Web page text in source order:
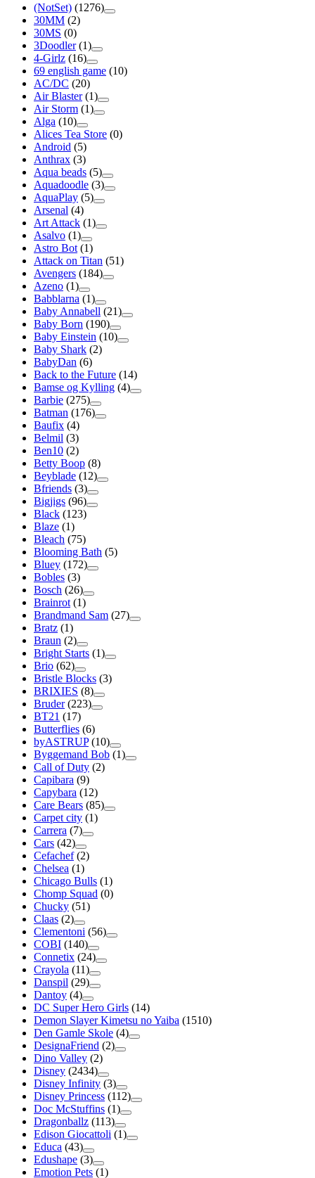
(NotSet) (1276)
30MM (2)
30MS (0)
3Doodler (1)
4-Girlz (16)
69 english game (10)
AC/DC (20)
Air Blaster (1)
Air Storm (1)
Alga (10)
Alices Tea Store (0)
Android (5)
Anthrax (3)
Aqua beads (5)
Aquadoodle (3)
AquaPlay (5)
Arsenal (4)
Art Attack (1)
Asalvo (1)
Astro Bot (1)
Attack on Titan (51)
Avengers (184)
Azeno (1)
Babblarna (1)
Baby Annabell (21)
Baby Born (190)
Baby Einstein (10)
Baby Shark (2)
BabyDan (6)
Back to the Future (14)
Bamse og Kylling (4)
Barbie (275)
Batman (176)
Baufix (4)
Belmil (3)
Ben10 (2)
Betty Boop (8)
Beyblade (12)
Bfriends (3)
Bigjigs (96)
Black (123)
Blaze (1)
Bleach (75)
Blooming Bath (5)
Bluey (172)
Bobles (3)
Bosch (26)
Brainrot (1)
Brandmand Sam (27)
Bratz (1)
Braun (2)
Bright Starts (1)
Brio (62)
Bristle Blocks (3)
BRIXIES (8)
Bruder (223)
BT21 (17)
Butterflies (6)
byASTRUP (10)
Byggemand Bob (1)
Call of Duty (2)
Capibara (9)
Capybara (12)
Care Bears (85)
Carpet city (1)
Carrera (7)
Cars (42)
Cefachef (2)
Chelsea (1)
Chicago Bulls (1)
Chomp Squad (0)
Chucky (51)
Claas (2)
Clementoni (56)
COBI (140)
Connetix (24)
Crayola (11)
Danspil (29)
Dantoy (4)
DC Super Hero Girls (14)
Demon Slayer Kimetsu no Yaiba (1510)
Den Gamle Skole (4)
DesignaFriend (2)
Dino Valley (2)
Disney (2434)
Disney Infinity (3)
Disney Princess (112)
Doc McStuffins (1)
Dragonballz (113)
Edison Giocattoli (1)
Educa (43)
Edushape (3)
Emotion Pets (1)